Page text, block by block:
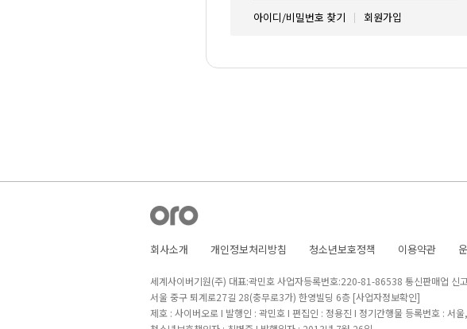
아이디/비밀번호 찾기 회원가입
회사소개 개인정보처리방침 청소년보호정책 이용약관
세계사이버기원(주) 대표:곽민호 사업자등록번호:220-81-86538 통신판매업 신
서울 중구 퇴계로27길 28(충무로3가) 한영빌딩 6층 [사업자정보확인]
제호 : 사이버오로 I 발행인 : 곽민호 I 편집인 : 정용진 I 정기간행물 등록번호 : 서